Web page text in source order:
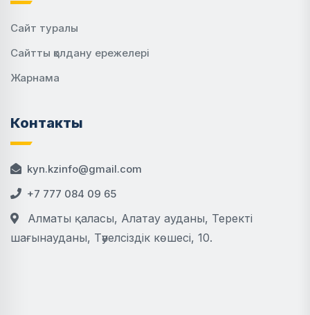
Сайт туралы
Сайтты қолдану ережелері
Жарнама
Контакты
kyn.kzinfo@gmail.com
+7 777 084 09 65
Алматы қаласы, Алатау ауданы, Теректі
шағынауданы, Тәуелсіздік көшесі, 10.